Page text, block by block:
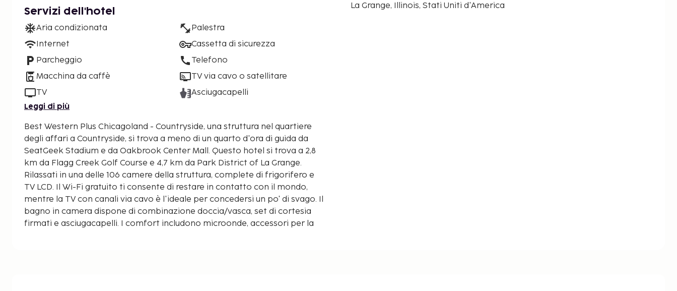
Servizi dell'hotel
Aria condizionata
Internet
Parcheggio
Macchina da caffè
TV
Palestra
Cassetta di sicurezza
Telefono
TV via cavo o satellitare
Asciugacapelli
Leggi di più
Best Western Plus Chicagoland - Countryside, una struttura nel quartiere
degli affari a Countryside, si trova a meno di un quarto d'ora di guida da
SeatGeek Stadium e da Oakbrook Center Mall. Questo hotel si trova a 2,8
km da Flagg Creek Golf Course e 4,7 km da Park District of La Grange.
Rilassati in una delle 106 camere della struttura, complete di frigorifero e
TV LCD. Il Wi-Fi gratuito ti consente di restare in contatto con il mondo,
mentre la TV con canali via cavo è l'ideale per concedersi un po' di svago. Il
bagno in camera dispone di combinazione doccia/vasca, set di cortesia
firmati e asciugacapelli. I comfort includono microonde, accessori per la
La Grange, Illinois, Stati Uniti d'America